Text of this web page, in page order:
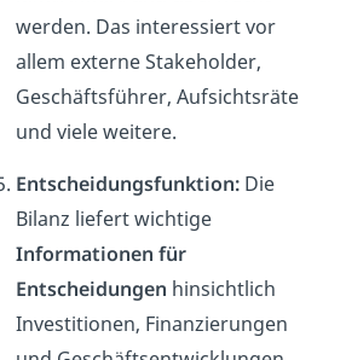
werden. Das interessiert vor
allem externe Stakeholder,
Geschäftsführer, Aufsichtsräte
und viele weitere.
Entscheidungsfunktion: Die
Bilanz liefert wichtige
Informationen für
Entscheidungen hinsichtlich
Investitionen, Finanzierungen